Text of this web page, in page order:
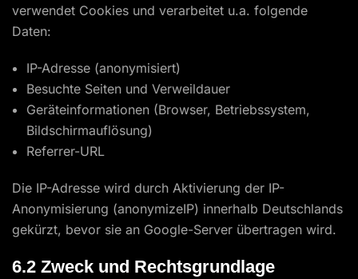
verwendet Cookies und verarbeitet u.a. folgende
Daten:
IP-Adresse (anonymisiert)
Besuchte Seiten und Verweildauer
Geräteinformationen (Browser, Betriebssystem,
Bildschirmauflösung)
Referrer-URL
Die IP-Adresse wird durch Aktivierung der IP-
Anonymisierung (anonymizeIP) innerhalb Deutschlands
gekürzt, bevor sie an Google-Server übertragen wird.
6.2 Zweck und Rechtsgrundlage